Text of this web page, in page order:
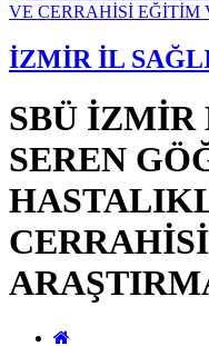
İZMİR İL
SBÜ İZMİR
SEREN